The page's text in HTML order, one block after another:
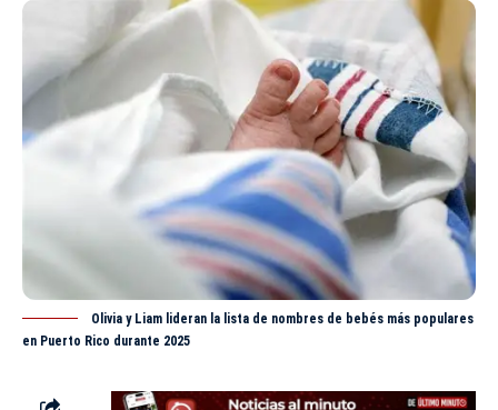
Olivia y Liam lideran la lista de nombres de bebés más populares
en Puerto Rico durante 2025